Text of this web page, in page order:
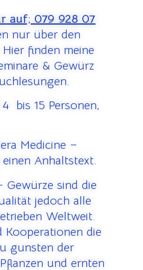
auf; 079 928 07
nur über den
finden meine
& Gewürz
bis 15 Personen,
Medicine –
Anhaltstext.
Gewürze sind die
jedoch alle
Weltweit.
Kooperationen die
gunsten der
und ernten